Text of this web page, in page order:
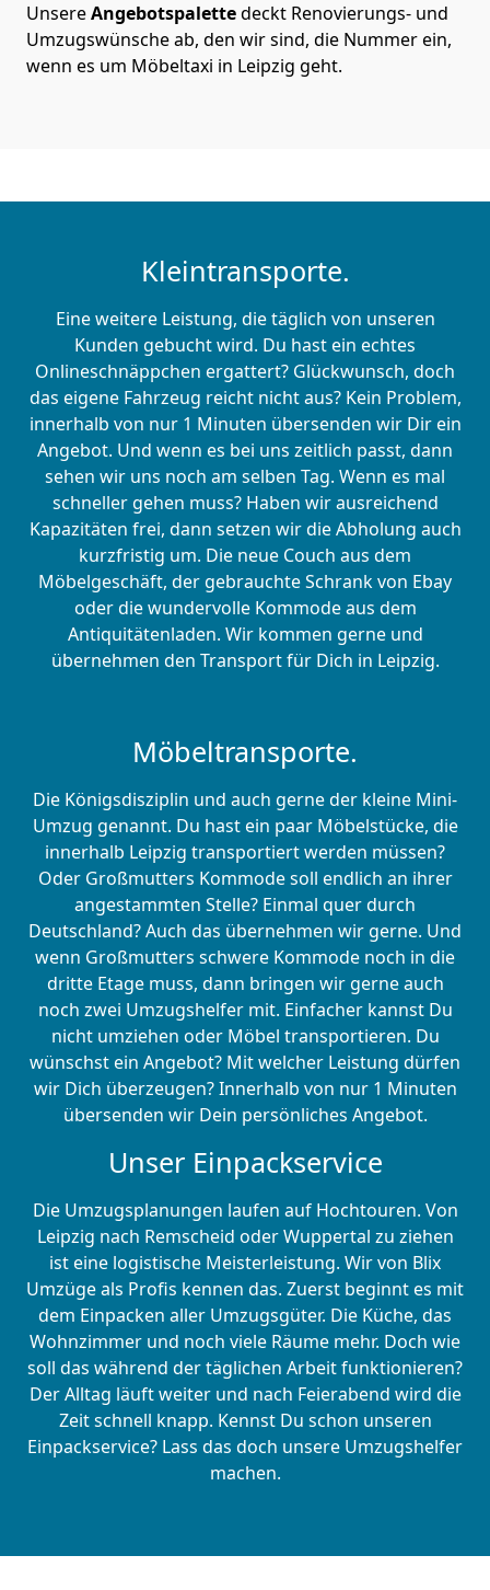
UnsereAngebotspalettedeckt Renovierungs- und
Umzugswünsche ab, den wir sind, die Nummer ein,
wenn es um Möbeltaxi in Leipzig geht.
Kleintransporte.
Eine weitere Leistung, die täglich von unseren
Kunden gebucht wird. Du hast ein echtes
Onlineschnäppchen ergattert? Glückwunsch, doch
das eigene Fahrzeug reicht nicht aus? Kein Problem,
innerhalb von nur 1 Minuten übersenden wir Dir ein
Angebot. Und wenn es bei uns zeitlich passt, dann
sehen wir uns noch am selben Tag. Wenn es mal
schneller gehen muss? Haben wir ausreichend
Kapazitäten frei, dann setzen wir die Abholung auch
kurzfristig um. Die neue Couch aus dem
Möbelgeschäft, der gebrauchte Schrank von Ebay
oder die wundervolle Kommode aus dem
Antiquitätenladen. Wir kommen gerne und
übernehmen den Transport für Dich in Leipzig.
Möbeltransporte.
Die Königsdisziplin und auch gerne der kleine Mini-
Umzug genannt. Du hast ein paar Möbelstücke, die
innerhalb Leipzig transportiert werden müssen?
Oder Großmutters Kommode soll endlich an ihrer
angestammten Stelle? Einmal quer durch
Deutschland? Auch das übernehmen wir gerne. Und
wenn Großmutters schwere Kommode noch in die
dritte Etage muss, dann bringen wir gerne auch
noch zwei Umzugshelfer mit. Einfacher kannst Du
nicht umziehen oder Möbel transportieren. Du
wünschst ein Angebot? Mit welcher Leistung dürfen
wir Dich überzeugen? Innerhalb von nur 1 Minuten
übersenden wir Dein persönliches Angebot.
Unser Einpackservice
Die Umzugsplanungen laufen auf Hochtouren. Von
Leipzig nach Remscheid oder Wuppertal zu ziehen
ist eine logistische Meisterleistung. Wir von Blix
Umzüge als Profis kennen das. Zuerst beginnt es mit
dem Einpacken aller Umzugsgüter. Die Küche, das
Wohnzimmer und noch viele Räume mehr. Doch wie
soll das während der täglichen Arbeit funktionieren?
Der Alltag läuft weiter und nach Feierabend wird die
Zeit schnell knapp. Kennst Du schon unseren
Einpackservice? Lass das doch unsere Umzugshelfer
machen.